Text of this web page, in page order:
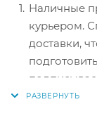
Наличные
курьером.
доставки,
документы,